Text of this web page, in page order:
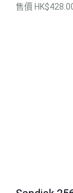
售價